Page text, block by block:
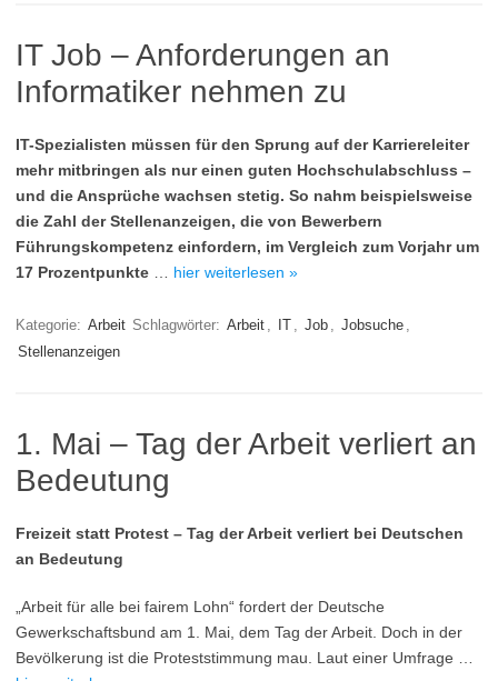
IT Job – Anforderungen an
Informatiker nehmen zu
IT-Spezialisten müssen für den Sprung auf der Karriereleiter
mehr mitbringen als nur einen guten Hochschulabschluss –
und die Ansprüche wachsen stetig. So nahm beispielsweise
die Zahl der Stellenanzeigen, die von Bewerbern
Führungskompetenz einfordern, im Vergleich zum Vorjahr um
17 Prozentpunkte
hier weiterlesen »
Kategorie: Arbeit Schlagwörter: Arbeit , IT , Job , Jobsuche ,
Stellenanzeigen
1. Mai – Tag der Arbeit verliert an
Bedeutung
Freizeit statt Protest – Tag der Arbeit verliert bei Deutschen
an Bedeutung
„Arbeit für alle bei fairem Lohn“ fordert der Deutsche
Gewerkschaftsbund am 1. Mai, dem Tag der Arbeit. Doch in der
Bevölkerung ist die Proteststimmung mau. Laut einer Umfrage …